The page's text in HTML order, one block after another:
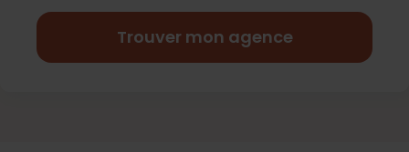
Trouver mon agence